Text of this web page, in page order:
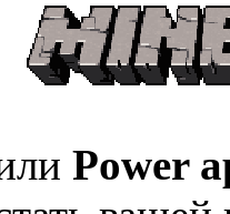
Power